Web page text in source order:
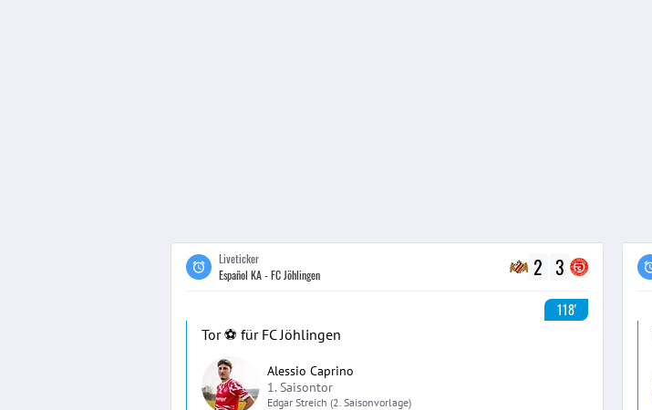
Liveticker
Español KA - FC Jöhlingen
2 3
118'
Tor ⚽️ für FC Jöhlingen
Alessio Caprino
1. Saisontor
Edgar Streich (2. Saisonvorlage)